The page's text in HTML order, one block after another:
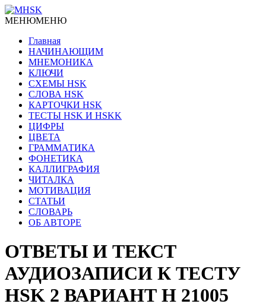
МЕНЮМЕНЮ
Главная
НАЧИНАЮЩИМ
МНЕМОНИКА
КЛЮЧИ
СХЕМЫ HSK
СЛОВА HSK
КАРТОЧКИ HSK
ТЕСТЫ HSK И HSKK
ЦИФРЫ
ЦВЕТА
ГРАММАТИКА
ФОНЕТИКА
КАЛЛИГРАФИЯ
ЧИТАЛКА
МОТИВАЦИЯ
СТАТЬИ
СЛОВАРЬ
ОБ АВТОРЕ
ОТВЕТЫ И ТЕКСТ
АУДИОЗАПИСИ К ТЕСТУ
HSK 2 ВАРИАНТ H 21005